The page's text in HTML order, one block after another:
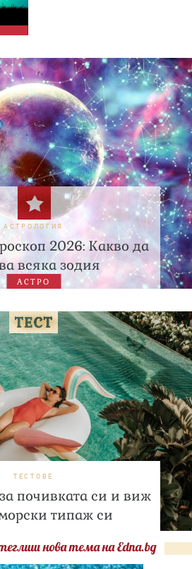
АСТРОЛОГИЯ
2026: Какво да
всяка зодия
АСТРО
ТЕСТОВЕ
почивката си и виж
типаж си
нова тема на Edna.bg